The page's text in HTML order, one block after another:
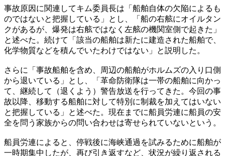
事故原因に関連してキム委員長は「船舶自体の欠陥によるも
のではないと把握している」とし、「船の右舷にオイルタン
クがあるが、爆発は右舷ではなく左舷の機関室側で起きた」
と述べた。続けて「該当の船舶は新たに建造された船舶で、
化学物質などを積んでいたわけではない」と説明した。
さらに「事故船舶を含め、周辺の船舶がホルムズの入り口側
から退いている」とし、「革命防衛隊は一帯の船舶に向かっ
て、継続して（退くよう）警告放送を行ってきた。今回の事
故以降、移動する船舶に対して特別に制裁を加えてはいない
と把握している」と述べた。現在までに船員労連に船員の安
全を問う家族からの問い合わせは寄せられていないという。
船員労連によると、停戦後に海峡通過を試みるために船舶が
一時期集中したが、再び引き返すなど、状況が繰り返される